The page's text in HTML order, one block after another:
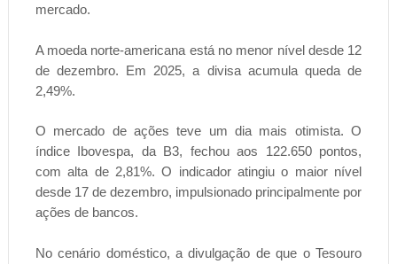
mercado.
A moeda norte-americana está no menor nível desde 12
de dezembro. Em 2025, a divisa acumula queda de
2,49%.
O mercado de ações teve um dia mais otimista. O
índice Ibovespa, da B3, fechou aos 122.650 pontos,
com alta de 2,81%. O indicador atingiu o maior nível
desde 17 de dezembro, impulsionado principalmente por
ações de bancos.
No cenário doméstico, a divulgação de que o Tesouro